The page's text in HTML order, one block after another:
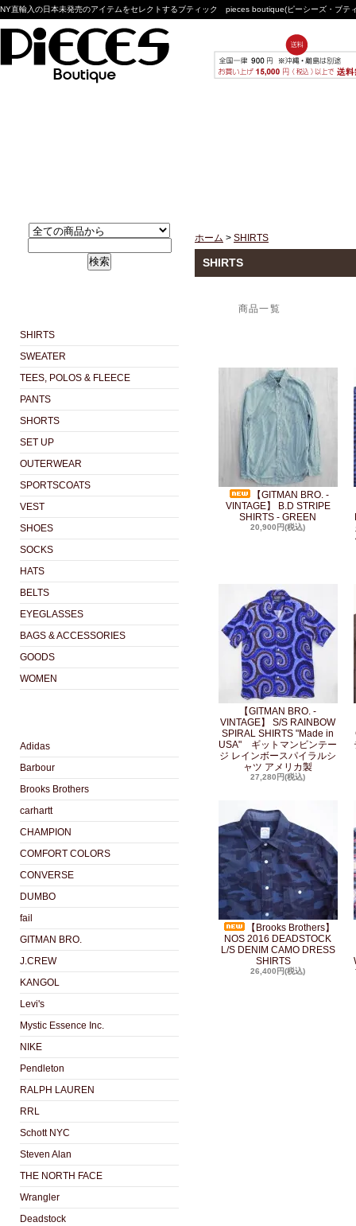
NY直輸入の日本未発売のアイテムをセレクトするブティック pieces boutique(ピーシーズ・ブ
検索
SHIRTS
SWEATER
TEES, POLOS & FLEECE
PANTS
SHORTS
SET UP
OUTERWEAR
SPORTSCOATS
VEST
SHOES
SOCKS
HATS
BELTS
EYEGLASSES
BAGS & ACCESSORIES
GOODS
WOMEN
Adidas
Barbour
Brooks Brothers
carhartt
CHAMPION
COMFORT COLORS
CONVERSE
DUMBO
fail
GITMAN BRO.
J.CREW
KANGOL
Levi's
Mystic Essence Inc.
NIKE
Pendleton
RALPH LAUREN
RRL
Schott NYC
Steven Alan
THE NORTH FACE
Wrangler
Deadstock
ホーム > SHIRTS
SHIRTS
商品一覧
【GITMAN BRO. -
VINTAGE】 B.D STRIPE
SHIRTS - GREEN
20,900円(税込)
【GITMAN BRO. -
VINTAGE】 S/S RAINBOW
SPIRAL SHIRTS "Made in
USA" ギットマンビンテー
ジ レインボースパイラルシ
ャツ アメリカ製
27,280円(税込)
【Brooks Brothers】
NOS 2016 DEADSTOCK
L/S DENIM CAMO DRESS
SHIRTS
26,400円(税込)